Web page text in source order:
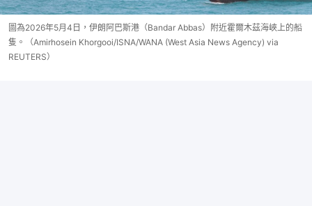
圖為2026年5月4日，伊朗阿巴斯港（Bandar Abbas）附近霍爾木茲海峽上的船
隻。（Amirhosein Khorgooi/ISNA/WANA (West Asia News Agency) via
REUTERS）